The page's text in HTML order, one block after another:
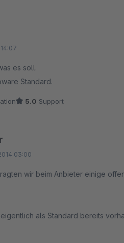
es soll.
Standard.
5.0 Support
03:00
wir beim Anbieter einige
als Standard bereits